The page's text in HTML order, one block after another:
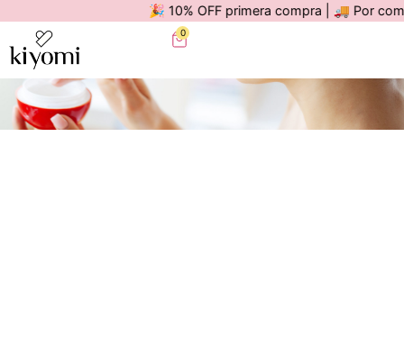
🎉 10% OFF primera compra | 🚚 Por
0